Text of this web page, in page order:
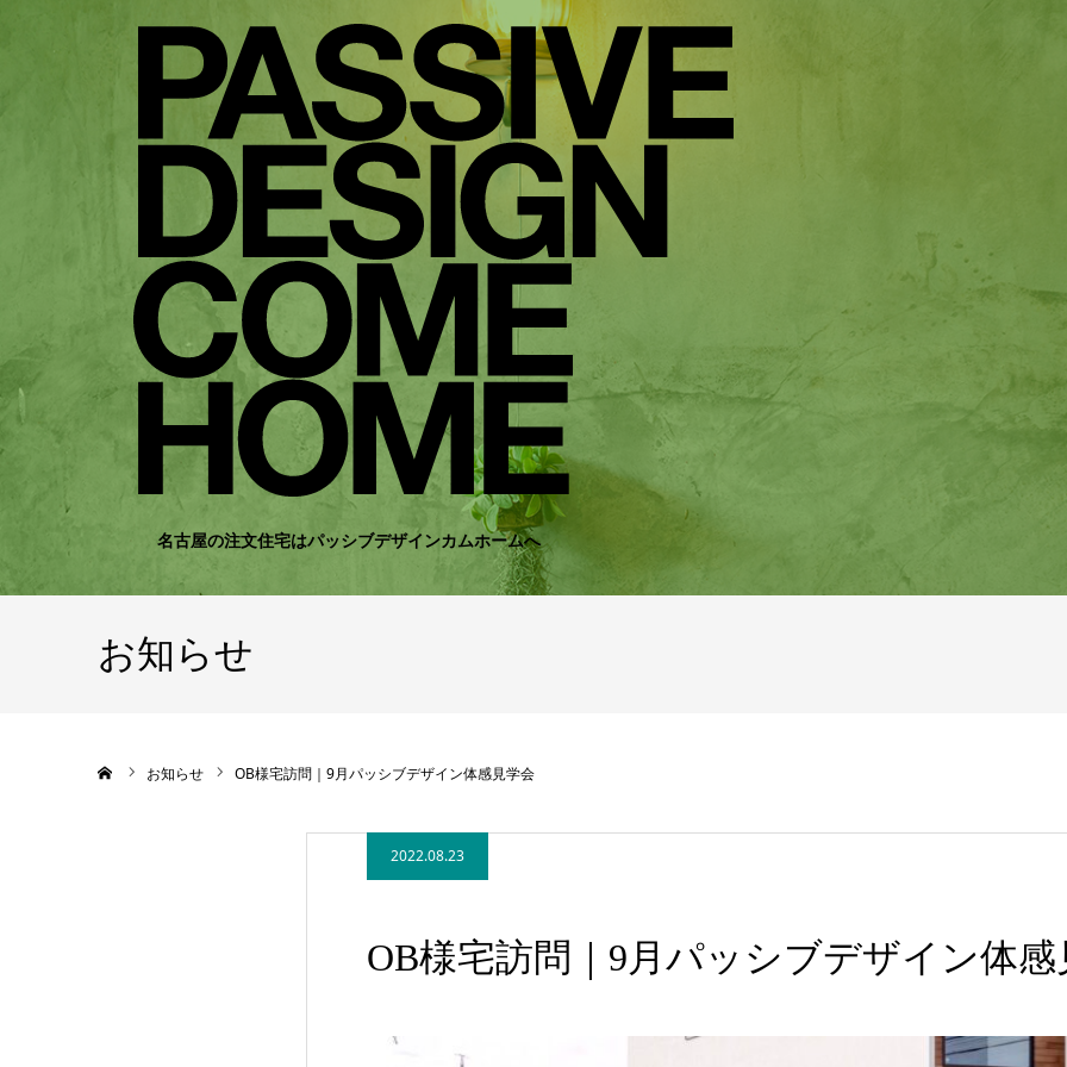
名古屋の注文住宅はパッシブデザインカムホームへ
お知らせ
お知らせ OB様宅訪問｜9月パッシブデザイン体感見学会
2022.08.23
OB様宅訪問｜9月パッシブデザイン体感